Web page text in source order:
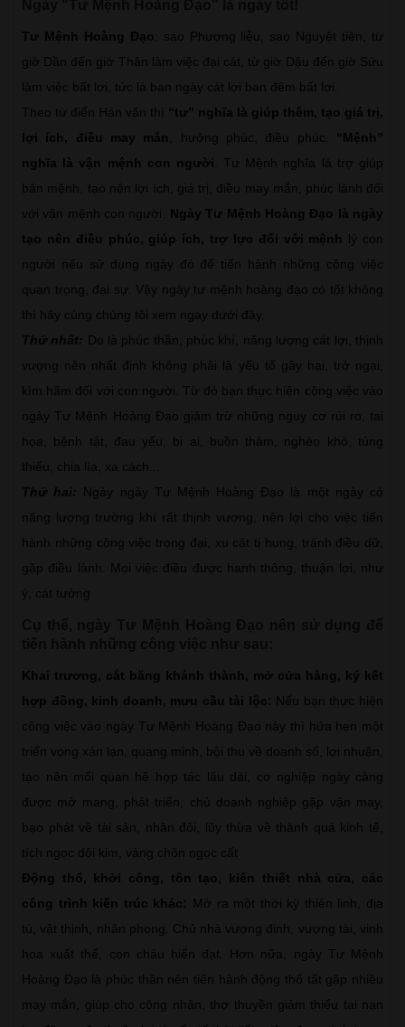
Tư Mệnh Hoàng Đạo : sao Phượng liễu, sao Nguyệt tiên, từ
giờ Dần đến giờ Thân làm việc đại cát, từ giờ Dậu đến giờ Sửu
làm việc bất lợi, tức là ban ngày cát lợi ban đêm bất lợi.
Theo từ điển Hán văn thì “tư” nghĩa là giúp thêm, tạo giá trị,
lợi ích, điều may mắn
, hưởng phúc, điều phúc. “Mệnh”
nghĩa là vận mệnh con người
. Tư Mệnh nghĩa là trợ giúp
bản mệnh, tạo nên lợi ích, giá trị, điều may mắn, phúc lành đối
với vận mệnh con người. Ngày Tư Mệnh Hoàng Đạo là ngày
tạo nên điều phúc, giúp ích, trợ lực đối với mệnh lý con
người nếu sử dụng ngày đó để tiến hành những công việc
quan trọng, đại sự. Vậy ngày tư mệnh hoàng đạo có tốt không
thì hãy cùng chúng tôi xem ngay dưới đây.
Thứ nhất: Do là phúc thần, phúc khí, năng lượng cát lợi, thịnh
vượng nên nhất định không phải là yếu tố gây hại, trở ngại,
kìm hãm đối với con người. Từ đó bạn thực hiện công việc vào
ngày Tư Mệnh Hoàng Đạo giảm trừ những nguy cơ rủi ro, tai
họa, bệnh tật, đau yếu, bi ai, buồn thảm, nghèo khó, túng
thiếu, chia lìa, xa cách...
Thứ hai:
Ngày ngày Tư Mệnh Hoàng Đạo là một ngày có
năng lượng trường khí rất thịnh vượng, nên lợi cho việc tiến
hành những công việc trọng đại, xu cát tị hung, tránh điều dữ,
gặp điều lành. Mọi việc điều được hanh thông, thuận lợi, như
ý, cát tường
Khai trương, cắt băng khánh thành, mở cửa hàng, ký kết
hợp đồng, kinh doanh, mưu cầu tài lộc: Nếu bạn thực hiện
công việc vào ngày Tư Mệnh Hoàng Đạo này thì hứa hẹn một
triển vọng xán lạn, quang minh, bội thu về doanh số, lợi nhuận,
tạo nên mối quan hệ hợp tác lâu dài, cơ nghiệp ngày càng
được mở mang, phát triển, chủ doanh nghiệp gặp vận may,
bạo phát về tài sản, nhân đôi, lũy thừa về thành quả kinh tế,
tích ngọc dôi kim, vàng chôn ngọc cất
Động thổ, khởi công, tôn tạo, kiến thiết nhà cửa, các
công trình kiến trúc khác:
Mở ra một thời kỳ thiên linh, địa
tú, vật thịnh, nhân phong. Chủ nhà vượng đinh, vượng tài, vinh
hoa xuất thế, con cháu hiển đạt. Hơn nữa, ngày Tư Mệnh
Hoàng Đạo là phúc thần nên tiến hành động thổ tất gặp nhiều
may mắn, giúp cho công nhân, thợ thuyền giảm thiểu tai nạn